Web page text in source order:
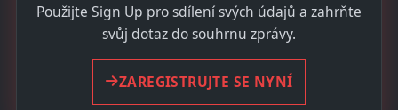
Použijte Sign Up pro sdílení svých údajů a zahrňte
svůj dotaz do souhrnu zprávy.
ZAREGISTRUJTE SE NYNÍ